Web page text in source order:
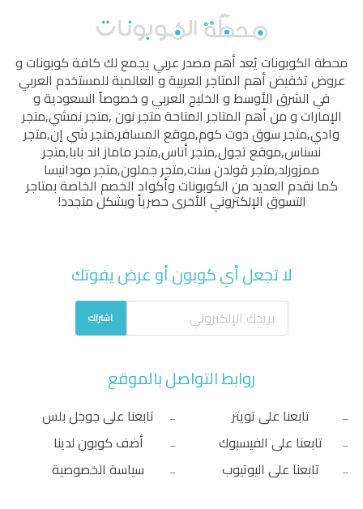
محطة الكوبوناتيُعد أهم مصدر عربي يجمع لك كافة كوبونات و
عروض تخفيض أهم المتاجر العربية و العالمية للمستخدم العربي
في الشرق الأوسط و الخليج العربي و خصوصاً السعودية و
الإمارات و من أهم المتاجر المتاحةمتجر نون,متجر نمشي,متجر
وادي,متجر سوق دوت كوم,موقع المسافر,متجر شي إن,متجر
نسناس,موقع تجول,متجر أناس,متجر ماماز اند بابا,متجر
ممزورلد,متجر قولدن سنت,متجر جملون,متجر مودانيسا
كما نقدم العديد من الكوبونات وأكواد الخصم الخاصة بمتاجر
التسوق الإلكتروني الأخرى حصرياً وبشكل متجدد!
لا تجعل أي كوبون أو عرض يفوتك
اشتراك
روابط التواصل بالموقع
تابعنا على تويتر
تابعنا على الفيسبوك
تابعنا على اليوتيوب
تابعنا على جوجل بلس
أضف كوبون لدينا
سياسة الخصوصية